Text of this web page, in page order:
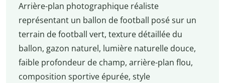
Arrière-plan photographique réaliste
représentant un ballon de football posé sur un
terrain de football vert, texture détaillée du
ballon, gazon naturel, lumière naturelle douce,
faible profondeur de champ, arrière-plan flou,
composition sportive épurée, style